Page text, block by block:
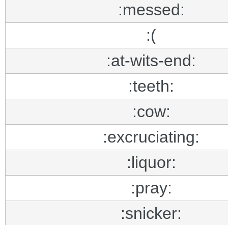
:messed:
:(
:at-wits-end:
:teeth:
:cow:
:excruciating:
:liquor:
:pray:
:snicker: